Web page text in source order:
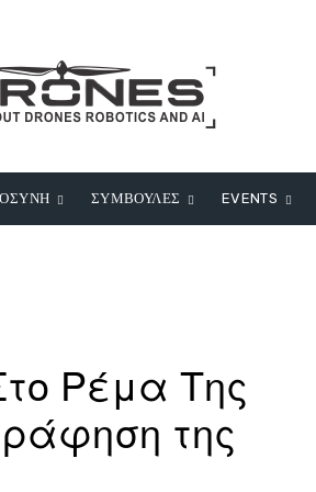
ΣΥΜΒΟΥΛΕΣ EVENTS
Ρέμα Της
της